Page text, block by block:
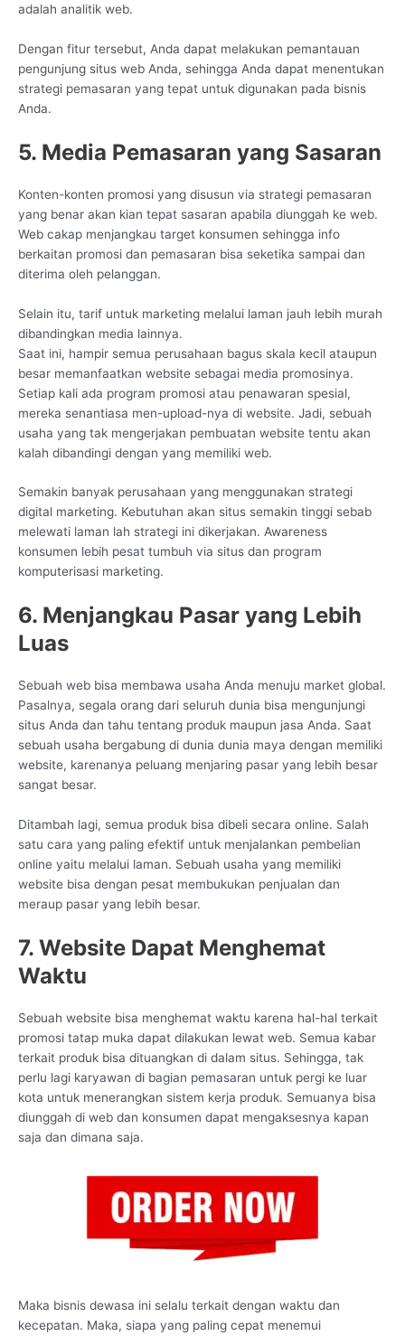
adalah analitik web.
Dengan fitur tersebut, Anda dapat melakukan pemantauan
pengunjung situs web Anda, sehingga Anda dapat menentukan
strategi pemasaran yang tepat untuk digunakan pada bisnis
Anda.
5. Media Pemasaran yang Sasaran
Konten-konten promosi yang disusun via strategi pemasaran
yang benar akan kian tepat sasaran apabila diunggah ke web.
Web cakap menjangkau target konsumen sehingga info
berkaitan promosi dan pemasaran bisa seketika sampai dan
diterima oleh pelanggan.
Selain itu, tarif untuk marketing melalui laman jauh lebih murah
dibandingkan media lainnya.
Saat ini, hampir semua perusahaan bagus skala kecil ataupun
besar memanfaatkan website sebagai media promosinya.
Setiap kali ada program promosi atau penawaran spesial,
mereka senantiasa men-upload-nya di website. Jadi, sebuah
usaha yang tak mengerjakan pembuatan website tentu akan
kalah dibandingi dengan yang memiliki web.
Semakin banyak perusahaan yang menggunakan strategi
digital marketing. Kebutuhan akan situs semakin tinggi sebab
melewati laman lah strategi ini dikerjakan. Awareness
konsumen lebih pesat tumbuh via situs dan program
komputerisasi marketing.
6. Menjangkau Pasar yang Lebih
Luas
Sebuah web bisa membawa usaha Anda menuju market global.
Pasalnya, segala orang dari seluruh dunia bisa mengunjungi
situs Anda dan tahu tentang produk maupun jasa Anda. Saat
sebuah usaha bergabung di dunia dunia maya dengan memiliki
website, karenanya peluang menjaring pasar yang lebih besar
sangat besar.
Ditambah lagi, semua produk bisa dibeli secara online. Salah
satu cara yang paling efektif untuk menjalankan pembelian
online yaitu melalui laman. Sebuah usaha yang memiliki
website bisa dengan pesat membukukan penjualan dan
meraup pasar yang lebih besar.
7. Website Dapat Menghemat
Waktu
Sebuah website bisa menghemat waktu karena hal-hal terkait
promosi tatap muka dapat dilakukan lewat web. Semua kabar
terkait produk bisa dituangkan di dalam situs. Sehingga, tak
perlu lagi karyawan di bagian pemasaran untuk pergi ke luar
kota untuk menerangkan sistem kerja produk. Semuanya bisa
diunggah di web dan konsumen dapat mengaksesnya kapan
saja dan dimana saja.
Maka bisnis dewasa ini selalu terkait dengan waktu dan
kecepatan. Maka, siapa yang paling cepat menemui